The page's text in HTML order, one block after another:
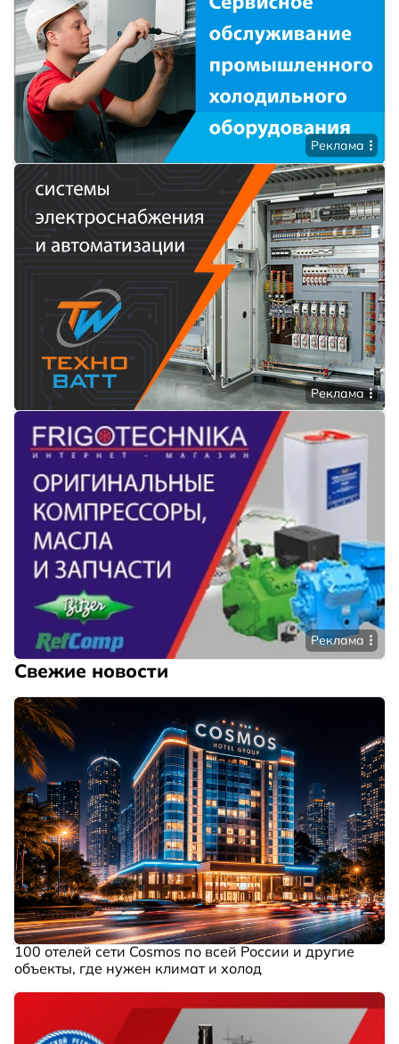
Реклама
Реклама
Реклама
Свежие новости
100 отелей сети Cosmos по всей России и другие
объекты, где нужен климат и холод